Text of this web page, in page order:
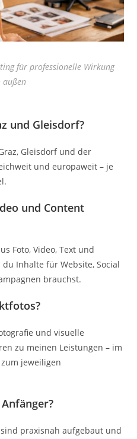
für professionelle Wirkung
außen
und Gleisdorf?
Gleisdorf und der
und europaweit – je
und Content
Foto, Video, Text und
Inhalte für Website, Social
brauchst.
und visuelle
zu meinen Leistungen – im
jeweiligen
praxisnah aufgebaut und